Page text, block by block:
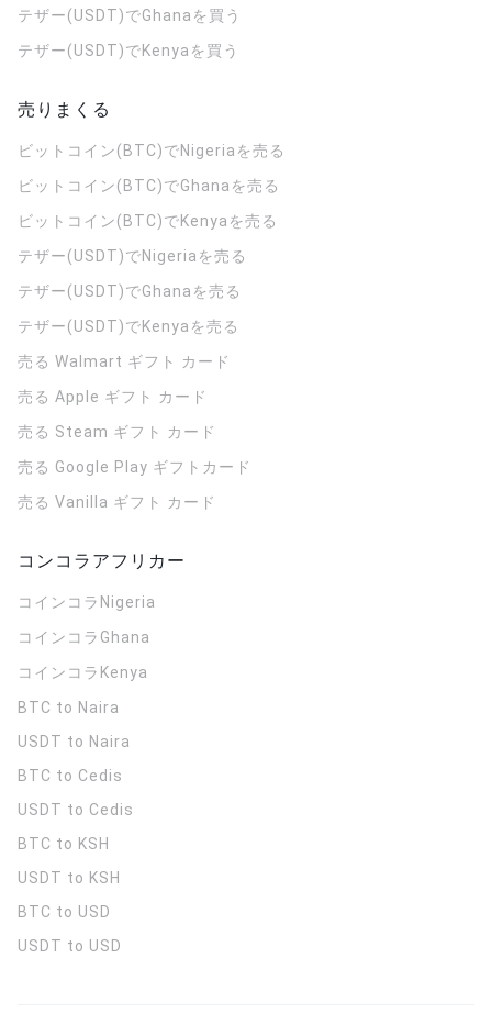
テザー(USDT)でGhanaを買う
テザー(USDT)でKenyaを買う
売りまくる
ビットコイン(BTC)でNigeriaを売る
ビットコイン(BTC)でGhanaを売る
ビットコイン(BTC)でKenyaを売る
テザー(USDT)でNigeriaを売る
テザー(USDT)でGhanaを売る
テザー(USDT)でKenyaを売る
売る Walmart ギフト カード
売る Apple ギフト カード
売る Steam ギフト カード
売る Google Play ギフトカード
売る Vanilla ギフト カード
コンコラアフリカー
コインコラ Nigeria
コインコラ Ghana
コインコラ Kenya
BTC to Naira
USDT to Naira
BTC to Cedis
USDT to Cedis
BTC to KSH
USDT to KSH
BTC to USD
USDT to USD